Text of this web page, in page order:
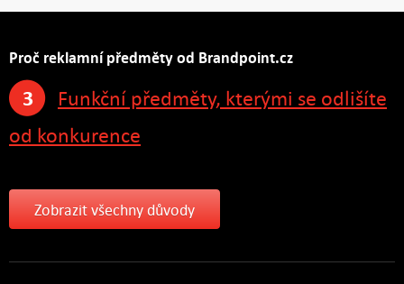
Proč reklamní předměty od Brandpoint.cz
3
Funkční předměty, kterými se odlišíte
od konkurence
Zobrazit všechny důvody